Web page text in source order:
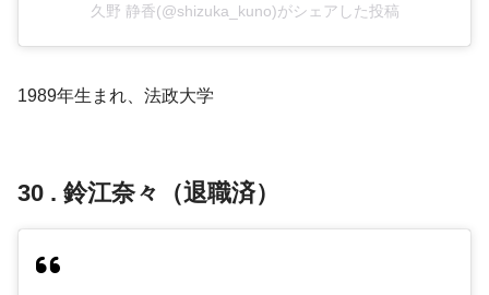
久野 静香(@shizuka_kuno)がシェアした投稿
1989年生まれ、法政大学
30 . 鈴江奈々（退職済）